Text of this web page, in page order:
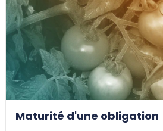
Maturité d'une obligation